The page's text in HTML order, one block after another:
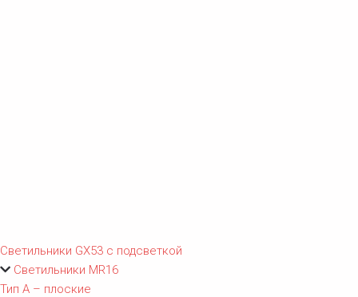
Светильники GX53 с подсветкой
Светильники MR16
Тип A – плоские